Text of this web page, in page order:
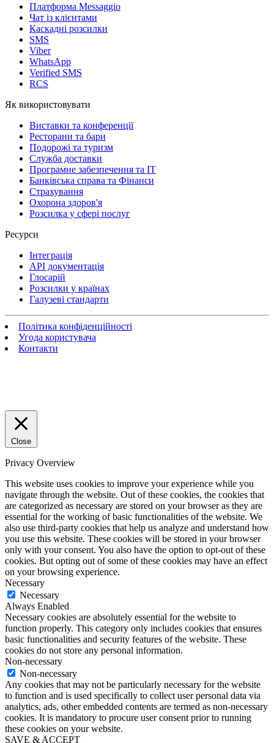
Платформа Messaggio
Чат із клієнтами
Каскадні розсилки
SMS
Viber
WhatsApp
Verified SMS
RCS
Як використовувати
Виставки та конференції
Ресторани та бари
Подорожі та туризм
Служба доставки
Програмне забезпечення та IT
Банківська справа та Фінанси
Страхування
Охорона здоров'я
Розсилка у сфері послуг
Ресурси
Інтеграція
API документація
Глосарій
Розсилки у країнах
Галузеві стандарти
Політика конфіденційності
Угода користувача
Контакти
Close
Privacy Overview
This website uses cookies to improve your experience while you
navigate through the website. Out of these cookies, the cookies that
are categorized as necessary are stored on your browser as they are
essential for the working of basic functionalities of the website. We
also use third-party cookies that help us analyze and understand how
you use this website. These cookies will be stored in your browser
only with your consent. You also have the option to opt-out of these
cookies. But opting out of some of these cookies may have an effect
on your browsing experience.
Necessary
Necessary
Always Enabled
Necessary cookies are absolutely essential for the website to
function properly. This category only includes cookies that ensures
basic functionalities and security features of the website. These
cookies do not store any personal information.
Non-necessary
Non-necessary
Any cookies that may not be particularly necessary for the website
to function and is used specifically to collect user personal data via
analytics, ads, other embedded contents are termed as non-necessary
cookies. It is mandatory to procure user consent prior to running
these cookies on your website.
SAVE & ACCEPT